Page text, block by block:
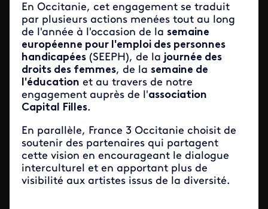
En Occitanie, cet engagement se traduit
par plusieurs actions menées tout au long
de l'année à l'occasion de la semaine
européenne pour l'emploi des personnes
handicapées (SEEPH), de la journée des
droits des femmes, de la semaine de
l'éducation et au travers de notre
engagement auprès de l'association
Capital Filles.
En parallèle, France 3 Occitanie choisit de
soutenir des partenaires qui partagent
cette vision en encourageant le dialogue
interculturel et en apportant plus de
visibilité aux artistes issus de la diversité.